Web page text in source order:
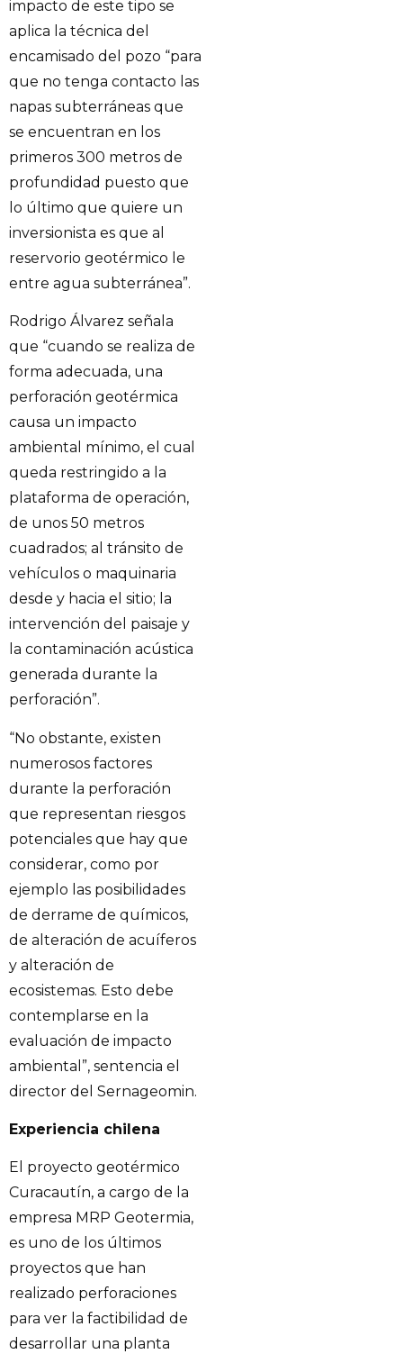
impacto de este tipo se
aplica la técnica del
encamisado del pozo “para
que no tenga contacto las
napas subterráneas que
se encuentran en los
primeros 300 metros de
profundidad puesto que
lo último que quiere un
inversionista es que al
reservorio geotérmico le
entre agua subterránea”.
Rodrigo Álvarez señala
que “cuando se realiza de
forma adecuada, una
perforación geotérmica
causa un impacto
ambiental mínimo, el cual
queda restringido a la
plataforma de operación,
de unos 50 metros
cuadrados; al tránsito de
vehículos o maquinaria
desde y hacia el sitio; la
intervención del paisaje y
la contaminación acústica
generada durante la
perforación”.
“No obstante, existen
numerosos factores
durante la perforación
que representan riesgos
potenciales que hay que
considerar, como por
ejemplo las posibilidades
de derrame de químicos,
de alteración de acuíferos
y alteración de
ecosistemas. Esto debe
contemplarse en la
evaluación de impacto
ambiental”, sentencia el
director del Sernageomin.
Experiencia chilena
El proyecto geotérmico
Curacautín, a cargo de la
empresa MRP Geotermia,
es uno de los últimos
proyectos que han
realizado perforaciones
para ver la factibilidad de
desarrollar una planta